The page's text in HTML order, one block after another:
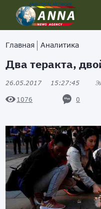
Главная Аналитика
Два теракта,
26.05.2017 15:27:45
1076 0